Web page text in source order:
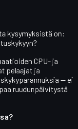
kysymyksistä on:
?
CPU- ja
pelaajat ja
— ei
ruudunpäivitystä